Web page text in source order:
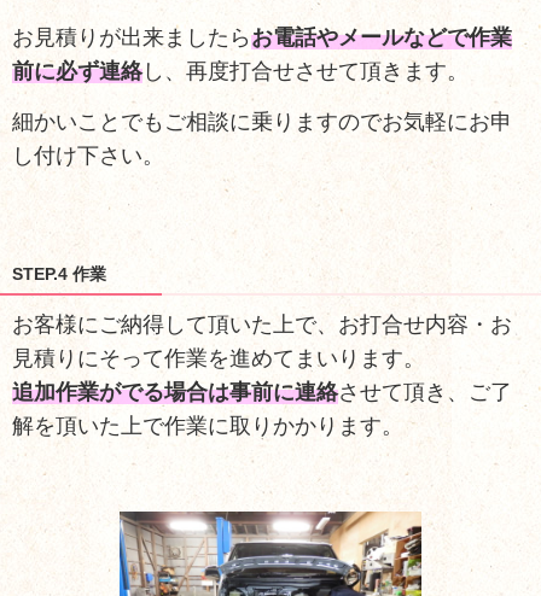
お見積りが出来ましたらお電話やメールなどで作業
前に必ず連絡し、再度打合せさせて頂きます。
細かいことでもご相談に乗りますのでお気軽にお申
し付け下さい。
STEP.4 作業
お客様にご納得して頂いた上で、お打合せ内容・お
見積りにそって作業を進めてまいります。
追加作業がでる場合は事前に連絡させて頂き、ご了
解を頂いた上で作業に取りかかります。